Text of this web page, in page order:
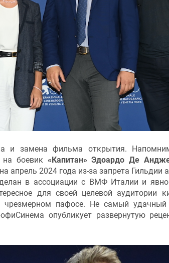
и замена фильма открытия.
боевик «Капитан» Эдоардо Де
апрель 2024 года из-за запрета Гильдии
в ассоциации с ВМФ Италии и
для своей целевой аудитории
в чрезмерном пафосе. Не самый
опубликует развернутую